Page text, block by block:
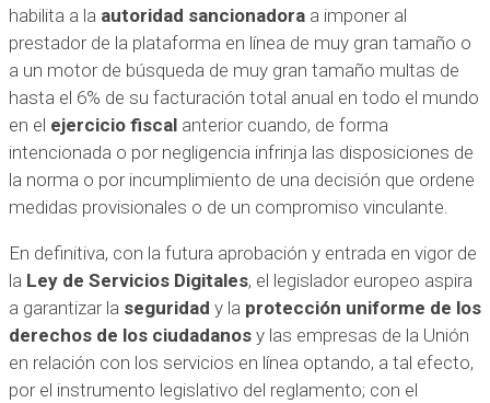
habilita a la autoridad sancionadora a imponer al
prestador de la plataforma en línea de muy gran tamaño o
a un motor de búsqueda de muy gran tamaño multas de
hasta el 6% de su facturación total anual en todo el mundo
en el ejercicio fiscal anterior cuando, de forma
intencionada o por negligencia infrinja las disposiciones de
la norma o por incumplimiento de una decisión que ordene
medidas provisionales o de un compromiso vinculante.
En definitiva, con la futura aprobación y entrada en vigor de
la Ley de Servicios Digitales, el legislador europeo aspira
a garantizar la seguridad y la protección uniforme de los
derechos de los ciudadanos y las empresas de la Unión
en relación con los servicios en línea optando, a tal efecto,
por el instrumento legislativo del reglamento; con el